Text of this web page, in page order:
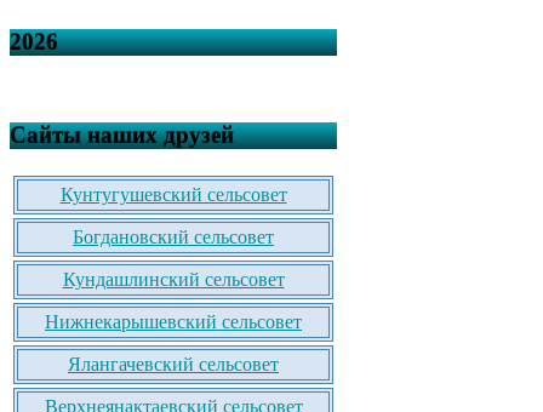
2026
Сайты наших друзей
Кунтугушевский сельсовет
Богдановский сельсовет
Кундашлинский сельсовет
Нижнекарышевский сельсовет
Ялангачевский сельсовет
Верхнеянактаевский сельсовет